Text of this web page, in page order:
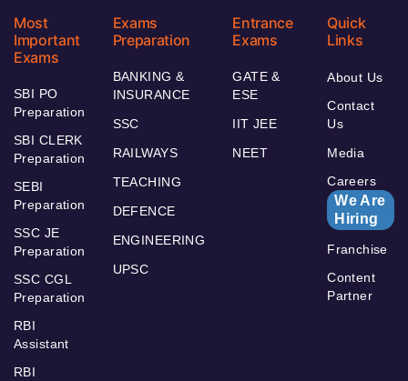
Most
Important
Exams
SBI PO
Preparation
SBI CLERK
Preparation
SEBI
Preparation
SSC JE
Preparation
SSC CGL
Preparation
RBI
Assistant
RBI
Exams
Preparation
BANKING &
INSURANCE
SSC
RAILWAYS
TEACHING
DEFENCE
ENGINEERING
UPSC
Entrance
Exams
GATE &
ESE
IIT JEE
NEET
Quick
Links
About Us
Contact
Us
Media
Careers
We Are
Hiring
Franchise
Content
Partner